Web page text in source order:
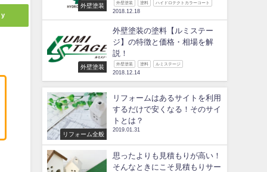
外壁塗装 外壁塗装 塗料 ハイドロテクトカラーコート
2018.12.18
外壁塗装
外壁塗装の塗料【ルミステー
ジ】の特徴と価格・相場を解
説！
外壁塗装 塗料 ルミステージ
2018.12.14
リフォーム全般
リフォームはあるサイトを利用
するだけで安くなる！そのサイ
トとは？
2019.01.31
思ったよりも見積もりが高い！
そんなときにこそ見積もりサー